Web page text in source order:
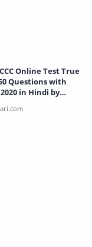
Online Test True
Questions with
in Hindi by